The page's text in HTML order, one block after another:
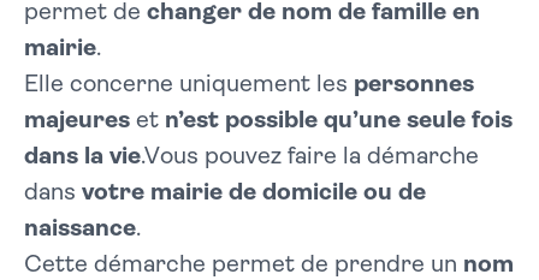
permet de changer de nom de famille en
mairie.
Elle concerne uniquement les personnes
majeures et n’est possible qu’une seule fois
dans la vie.Vous pouvez faire la démarche
dans votre mairie de domicile ou de
naissance.
Cette démarche permet de prendre un nom